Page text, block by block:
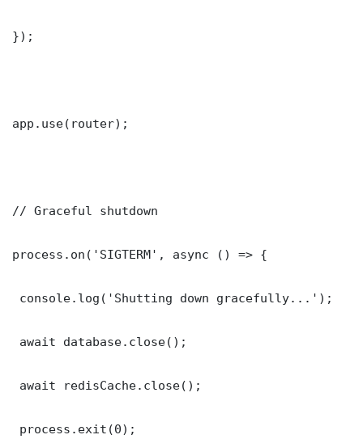
});
app.use(router);
// Graceful shutdown
process.on('SIGTERM', async () => {
console.log('Shutting down gracefully...');
await database.close();
await redisCache.close();
process.exit(0);